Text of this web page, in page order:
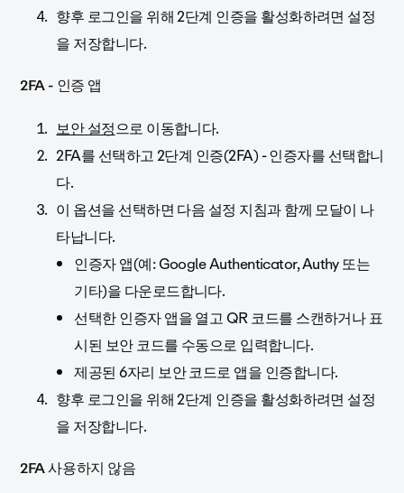
향후 로그인을 위해 2단계 인증을 활성화하려면 설정
을 저장합니다.
2FA - 인증 앱
보안 설정으로 이동합니다.
2FA를 선택하고 2단계 인증(2FA) - 인증자를 선택합니
다.
이 옵션을 선택하면 다음 설정 지침과 함께 모달이 나
타납니다.
인증자 앱(예: Google Authenticator, Authy 또는
기타)을 다운로드합니다.
선택한 인증자 앱을 열고 QR 코드를 스캔하거나 표
시된 보안 코드를 수동으로 입력합니다.
제공된 6자리 보안 코드로 앱을 인증합니다.
향후 로그인을 위해 2단계 인증을 활성화하려면 설정
을 저장합니다.
2FA 사용하지 않음